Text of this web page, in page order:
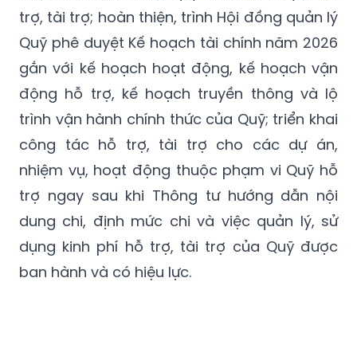
trợ, tài trợ; hoàn thiện, trình Hội đồng quản lý
Quỹ phê duyệt Kế hoạch tài chính năm 2026
gắn với kế hoạch hoạt động, kế hoạch vận
động hỗ trợ, kế hoạch truyền thông và lộ
trình vận hành chính thức của Quỹ; triển khai
công tác hỗ trợ, tài trợ cho các dự án,
nhiệm vụ, hoạt động thuộc phạm vi Quỹ hỗ
trợ ngay sau khi Thông tư hướng dẫn nội
dung chi, định mức chi và việc quản lý, sử
dụng kinh phí hỗ trợ, tài trợ của Quỹ được
ban hành và có hiệu lực.